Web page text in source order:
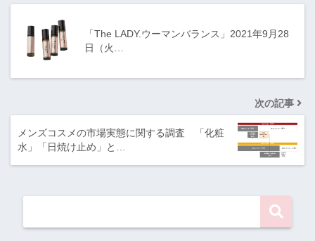
「The LADY.ウーマンバランス」2021年9月28
日（火…
次の記事
メンズコスメの市場実態に関する調査 「化粧
水」「日焼け止め」と…